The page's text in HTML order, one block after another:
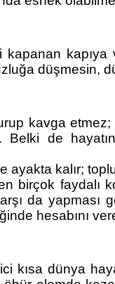
düşmesin,
kavga
de
ayakta kalır;
birçok
da
hesabını
kısa dünya